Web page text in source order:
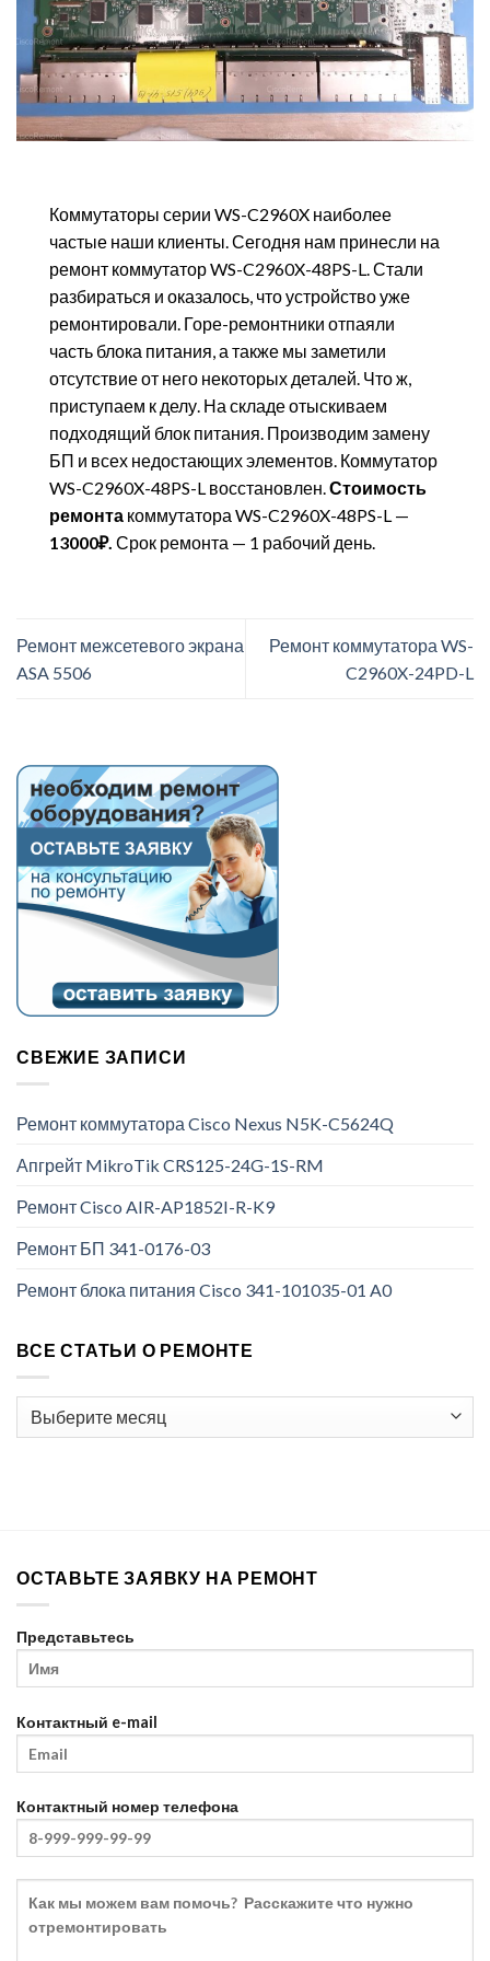
Коммутаторы серии WS-C2960X наиболее
частые наши клиенты. Сегодня нам принесли на
ремонт коммутатор WS-C2960X-48PS-L. Стали
разбираться и оказалось, что устройство уже
ремонтировали. Горе-ремонтники отпаяли
часть блока питания, а также мы заметили
отсутствие от него некоторых деталей. Что ж,
приступаем к делу. На складе отыскиваем
подходящий блок питания. Производим замену
БП и всех недостающих элементов. Коммутатор
WS-C2960X-48PS-L восстановлен.Стоимость
ремонта коммутатора WS-C2960X-48PS-L —
13000₽. Срок ремонта — 1 рабочий день.
Ремонт межсетевого экрана
ASA 5506
Ремонт коммутатора WS-
C2960X-24PD-L
СВЕЖИЕ ЗАПИСИ
Ремонт коммутатора Cisco Nexus N5K-C5624Q
Апгрейт MikroTik CRS125-24G-1S-RM
Ремонт Cisco AIR-AP1852I-R-K9
Ремонт БП 341-0176-03
Ремонт блока питания Cisco 341-101035-01 A0
ВСЕ СТАТЬИ О РЕМОНТЕ
Все
статьи
ОСТАВЬТЕ ЗАЯВКУ НА РЕМОНТ
Представьтесь
Контактный e-mail
Контактный номер телефона